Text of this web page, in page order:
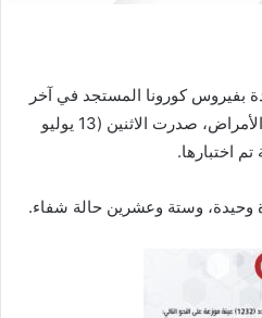
إصابة جديدة بفيروس كورونا المستجد في آخر
نشرة للمركز الوطني لمكافحة الأمراض، صدرت الاثنين (13 يوليو
وحيدة، وستة وعشرين حالة شفاء.